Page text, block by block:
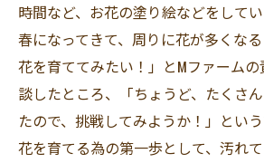
時間など、お花の塗り絵などをしてい
春になってきて、周りに花が多くな
花を育ててみたい！」とMファーム
談したところ、「ちょうど、たくさ
たので、挑戦してみようか！」とい
花を育てる為の第一歩として、汚れ